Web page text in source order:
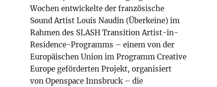
Wochen entwickelte der französische
Sound Artist Louis Naudin (Überkeine) im
Rahmen des SLASH Transition Artist-in-
Residence-Programms – einem von der
Europäischen Union im Programm Creative
Europe geförderten Projekt, organisiert
von Openspace Innsbruck – die